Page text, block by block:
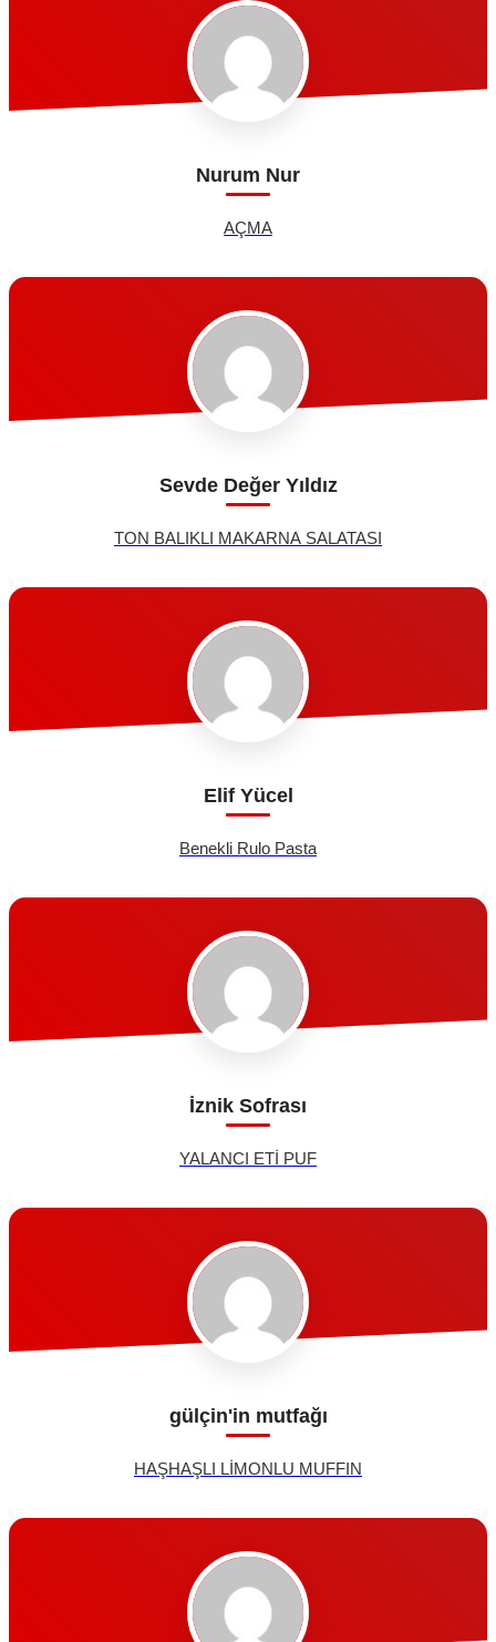
Nurum Nur
AÇMA
Sevde Değer Yıldız
TON BALIKLI MAKARNA SALATASI
Elif Yücel
Benekli Rulo Pasta
İznik Sofrası
YALANCI ETİ PUF
gülçin'in mutfağı
HAŞHAŞLI LİMONLU MUFFIN